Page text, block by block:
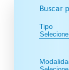
Buscar
Tipo